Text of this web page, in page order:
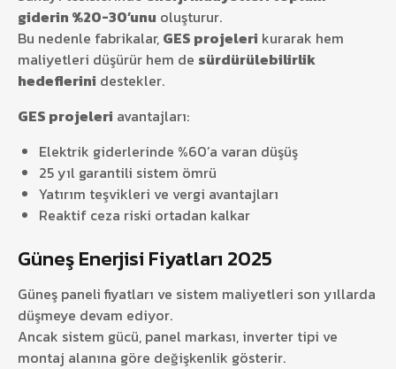
giderin %20-30’unu oluşturur.
Bu nedenle fabrikalar, GES projeleri kurarak hem
maliyetleri düşürür hem de sürdürülebilirlik
hedeflerini destekler.
GES projeleri avantajları:
Elektrik giderlerinde %60’a varan düşüş
25 yıl garantili sistem ömrü
Yatırım teşvikleri ve vergi avantajları
Reaktif ceza riski ortadan kalkar
Güneş Enerjisi Fiyatları 2025
Güneş paneli fiyatları ve sistem maliyetleri son yıllarda
düşmeye devam ediyor.
Ancak sistem gücü, panel markası, inverter tipi ve
montaj alanına göre değişkenlik gösterir.